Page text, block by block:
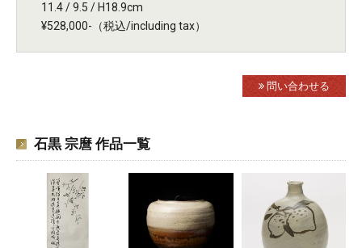
11.4 / 9.5 / H18.9cm
¥528,000-（税込/including tax）
問い合わせる
石黒 宗麿 作品一覧